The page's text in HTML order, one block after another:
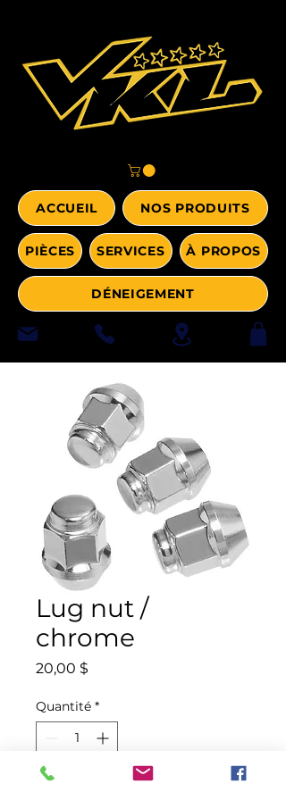
ACCUEIL NOS PRODUITS
PIÈCES SERVICES À PROPOS
DÉNEIGEMENT
Lug nut /
chrome
20,00 $
Quantité *